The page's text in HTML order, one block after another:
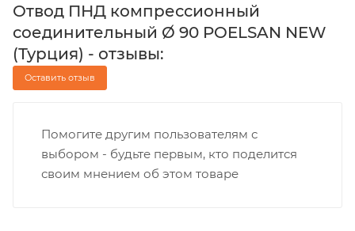
Отвод ПНД компрессионный
соединительный Ø 90 POELSAN NEW
(Турция) - отзывы:
Оставить отзыв
Помогите другим пользователям с
выбором - будьте первым, кто поделится
своим мнением об этом товаре